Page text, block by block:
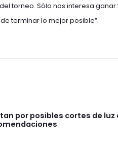
torneo. Sólo nos interesa
terminar lo mejor posible”.
por posibles cortes de